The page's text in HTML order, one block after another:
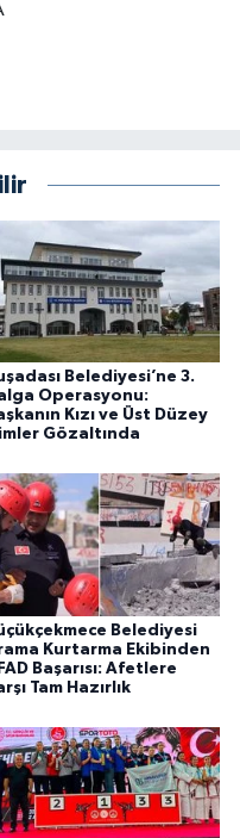
Belediyesi’ne 3.
Operasyonu:
Kızı ve Üst Düzey
Gözaltında
Belediyesi
Kurtarma Ekibinden
Başarısı: Afetlere
Tam Hazırlık